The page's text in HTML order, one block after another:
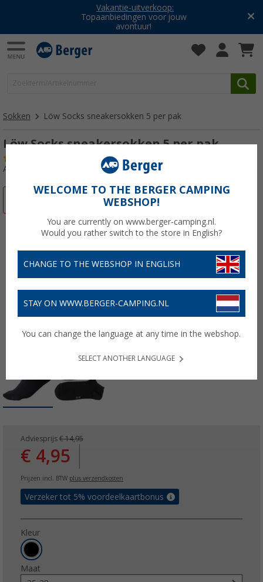
Vakantie-uitverkoop:
Topaanbiedingen voor jouw
avontuur!
Sokken Löw Socks sneakersokken 5 per pak
Löw Socks sneakersokken 5 per pak
Artikelnr: 67690035-38
Adviesprijs € 14,95
€ 4,95
Prijzen incl. BTW plus verzendkosten
Verzeker tot 5% voordeelkaartbonus
Kleur
Maat
WELCOME TO THE BERGER CAMPING
WEBSHOP!
You are currently on www.berger-camping.nl.
Would you rather switch to the store in English?
CHANGE TO THE WEBSHOP IN ENGLISH
STAY ON WWW.BERGER-CAMPING.NL
You can change the language at any time in the webshop.
SELECT ANOTHER LANGUAGE